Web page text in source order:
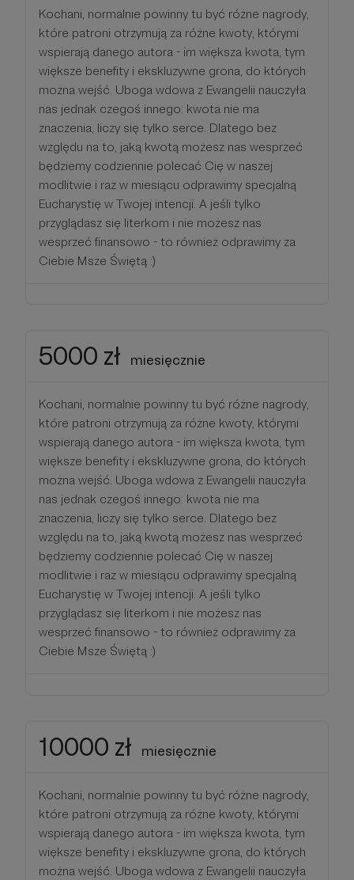
Kochani, normalnie powinny tu być różne nagrody,
które patroni otrzymują za różne kwoty, którymi
wspierają danego autora - im większa kwota, tym
większe benefity i ekskluzywne grona, do których
można wejść. Uboga wdowa z Ewangelii nauczyła
nas jednak czegoś innego: kwota nie ma
znaczenia, liczy się tylko serce. Dlatego bez
względu na to, jaką kwotą możesz nas wesprzeć
będziemy codziennie polecać Cię w naszej
modlitwie i raz w miesiącu odprawimy specjalną
Eucharystię w Twojej intencji. A jeśli tylko
przyglądasz się literkom i nie możesz nas
wesprzeć finansowo - to również odprawimy za
Ciebie Msze Świętą :)
5000 zł miesięcznie
Kochani, normalnie powinny tu być różne nagrody,
które patroni otrzymują za różne kwoty, którymi
wspierają danego autora - im większa kwota, tym
większe benefity i ekskluzywne grona, do których
można wejść. Uboga wdowa z Ewangelii nauczyła
nas jednak czegoś innego: kwota nie ma
znaczenia, liczy się tylko serce. Dlatego bez
względu na to, jaką kwotą możesz nas wesprzeć
będziemy codziennie polecać Cię w naszej
modlitwie i raz w miesiącu odprawimy specjalną
Eucharystię w Twojej intencji. A jeśli tylko
przyglądasz się literkom i nie możesz nas
wesprzeć finansowo - to również odprawimy za
Ciebie Msze Świętą :)
10000 zł miesięcznie
Kochani, normalnie powinny tu być różne nagrody,
które patroni otrzymują za różne kwoty, którymi
wspierają danego autora - im większa kwota, tym
większe benefity i ekskluzywne grona, do których
można wejść. Uboga wdowa z Ewangelii nauczyła